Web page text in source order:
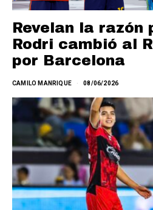
Revelan la razón
Rodri cambió al
por Barcelona
CAMILO MANRIQUE 08/06/2026